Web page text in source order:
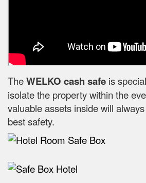
TheWELKO cash safe is
isolate the property within the
valuable assets inside will
best safety.